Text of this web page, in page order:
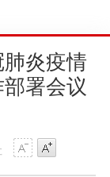
炎疫情
署会议